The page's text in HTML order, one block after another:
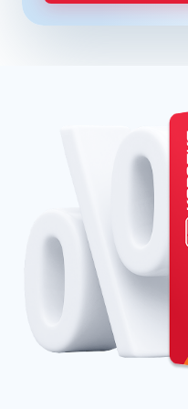
купить бензин в Новой
Сниженное содержание
стандарта Евро 6, и
торопятся выпустить в
Уже сегодня
собственные серии
Газпромнефть – ОПТИ
Лукойл – ЭКТО
Роснефть – ПУЛЬСАР
Постоянно оплачивая
заправочную карту,
могут снизить расходы
эффективным способом
сервисные